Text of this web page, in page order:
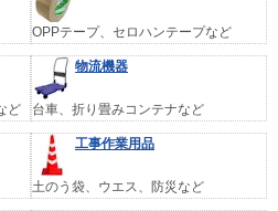
OPPテープ、セロハンテープなど
ど
物流機器
台車、折り畳みコンテナなど
工事作業用品
土のう袋、ウエス、防災など